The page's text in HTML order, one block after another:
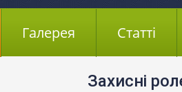
Галерея Статті
Захисні